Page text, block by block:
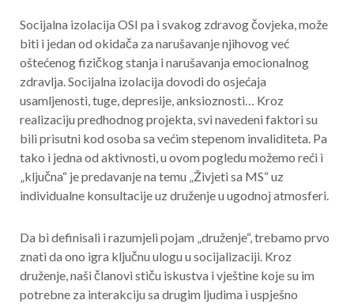
Socijalna izolacija OSI pa i svakog zdravog čovjeka, može
biti i jedan od okidača za narušavanje njihovog već
oštećenog fizičkog stanja i narušavanja emocionalnog
zdravlja. Socijalna izolacija dovodi do osjećaja
usamljenosti, tuge, depresije, anksioznosti… Kroz
realizaciju predhodnog projekta, svi navedeni faktori su
bili prisutni kod osoba sa većim stepenom invaliditeta. Pa
tako i jedna od aktivnosti, u ovom pogledu možemo reći i
„ključna“ je predavanje na temu „Živjeti sa MS“ uz
individualne konsultacije uz druženje u ugodnoj atmosferi.
Da bi definisali i razumjeli pojam „druženje“, trebamo prvo
znati da ono igra ključnu ulogu u socijalizaciji. Kroz
druženje, naši članovi stiču iskustva i vještine koje su im
potrebne za interakciju sa drugim ljudima i uspješno